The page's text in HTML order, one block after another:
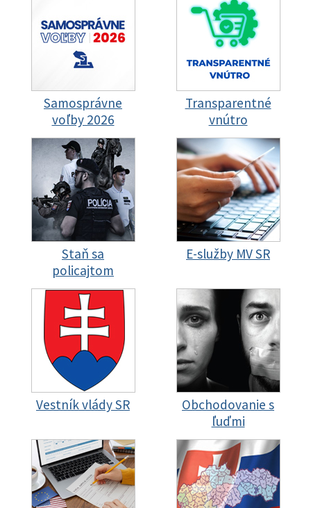
Samosprávne
voľby 2026
Transparentné
vnútro
Staň sa
policajtom
E-služby MV SR
Vestník vlády SR
Obchodovanie s
ľuďmi